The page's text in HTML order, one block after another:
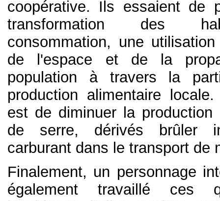
coopérative. Ils essaient de
transformation des
consommation, une
de l'espace et de la
population à travers la
production alimentaire
est de diminuer la
de serre, dérivés brûler
carburant dans le transport de
Finalement, un personnage
également travaillé ces